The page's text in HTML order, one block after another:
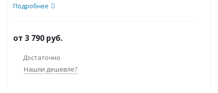
Подробнее
от 3 790 руб.
Достаточно
Нашли дешевле?